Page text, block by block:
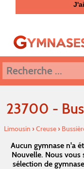
23700 -
Limousin ›Creuse›
Aucun gymnase n'a
Nouvelle. Nous vous
sélection de